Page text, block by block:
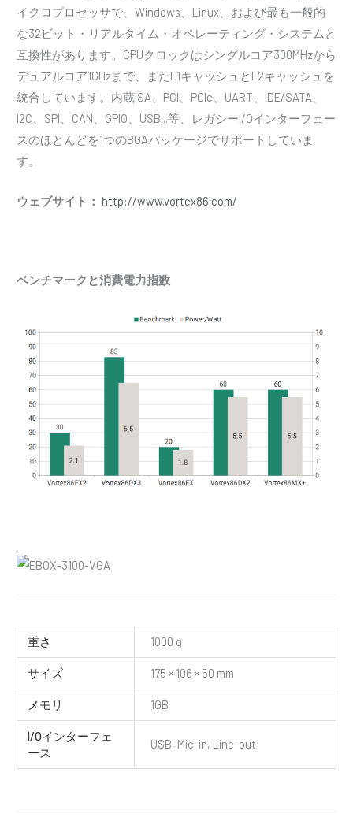
イクロプロセッサで、Windows、Linux、および最も一般的
な32ビット・リアルタイム・オペレーティング・システムと
互換性があります。CPUクロックはシングルコア300MHzから
デュアルコア1GHzまで、またL1キャッシュとL2キャッシュを
統合しています。内蔵ISA、PCI、PCIe、UART、IDE/SATA、
I2C、SPI、CAN、GPIO、USB...等、レガシーI/Oインターフェー
スのほとんどを1つのBGAパッケージでサポートしていま
す。
ウェブサイト： http://www.vortex86.com/
ベンチマークと消費電力指数
重さ 1000 g
サイズ 175 × 106 × 50 mm
メモリ 1GB
I/Oインターフェ
ース
USB, Mic-in, Line-out